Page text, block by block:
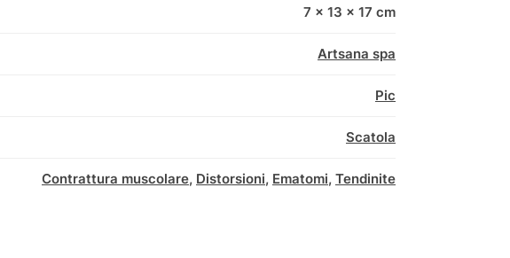
7 × 13 × 17 cm
Artsana spa
Pic
Scatola
Contrattura muscolare, Distorsioni, Ematomi, Tendinite